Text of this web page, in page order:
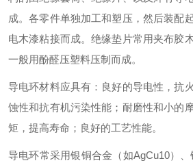
成。各零件单独加工和塑压，然后装配
电木漆粘接而成。绝缘垫片常用夹布胶
一般用酚醛压塑料压制而成。
导电环材料应具有：良好的导电性，抗
蚀性和抗有机污染性能；耐磨性和小的
矩，提高寿命；良好的工艺性能。
导电环常采用银铜合金（如AgCu10）